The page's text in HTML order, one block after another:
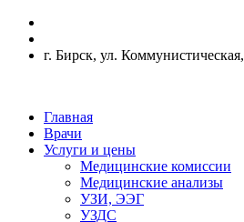
г. Бирск, ул.
Главная
Врачи
Услуги и цены
Медицинские комиссии
Медицинские анализы
УЗИ, ЭЭГ
УЗДС